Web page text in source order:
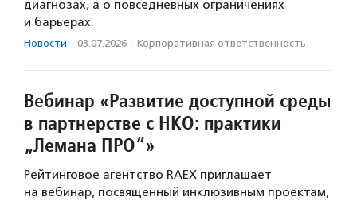
диагнозах, а о повседневных ограничениях
и барьерах.
Новости · 03.07.2026 · Корпоративная ответственность
Вебинар «Развитие доступной среды
в партнерстве с НКО: практики
„Лемана ПРО“»
Рейтинговое агентство RAEX приглашает
на вебинар, посвященный инклюзивным проектам,